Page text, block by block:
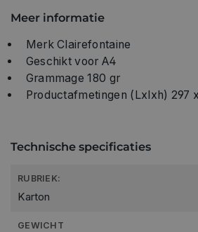
Meer informatie
Merk Clairefontaine
Geschikt voor A4
Grammage 180 gr
Productafmetingen (Lxlxh) 297
Technische specificaties
RUBRIEK:
Karton
GEWICHT